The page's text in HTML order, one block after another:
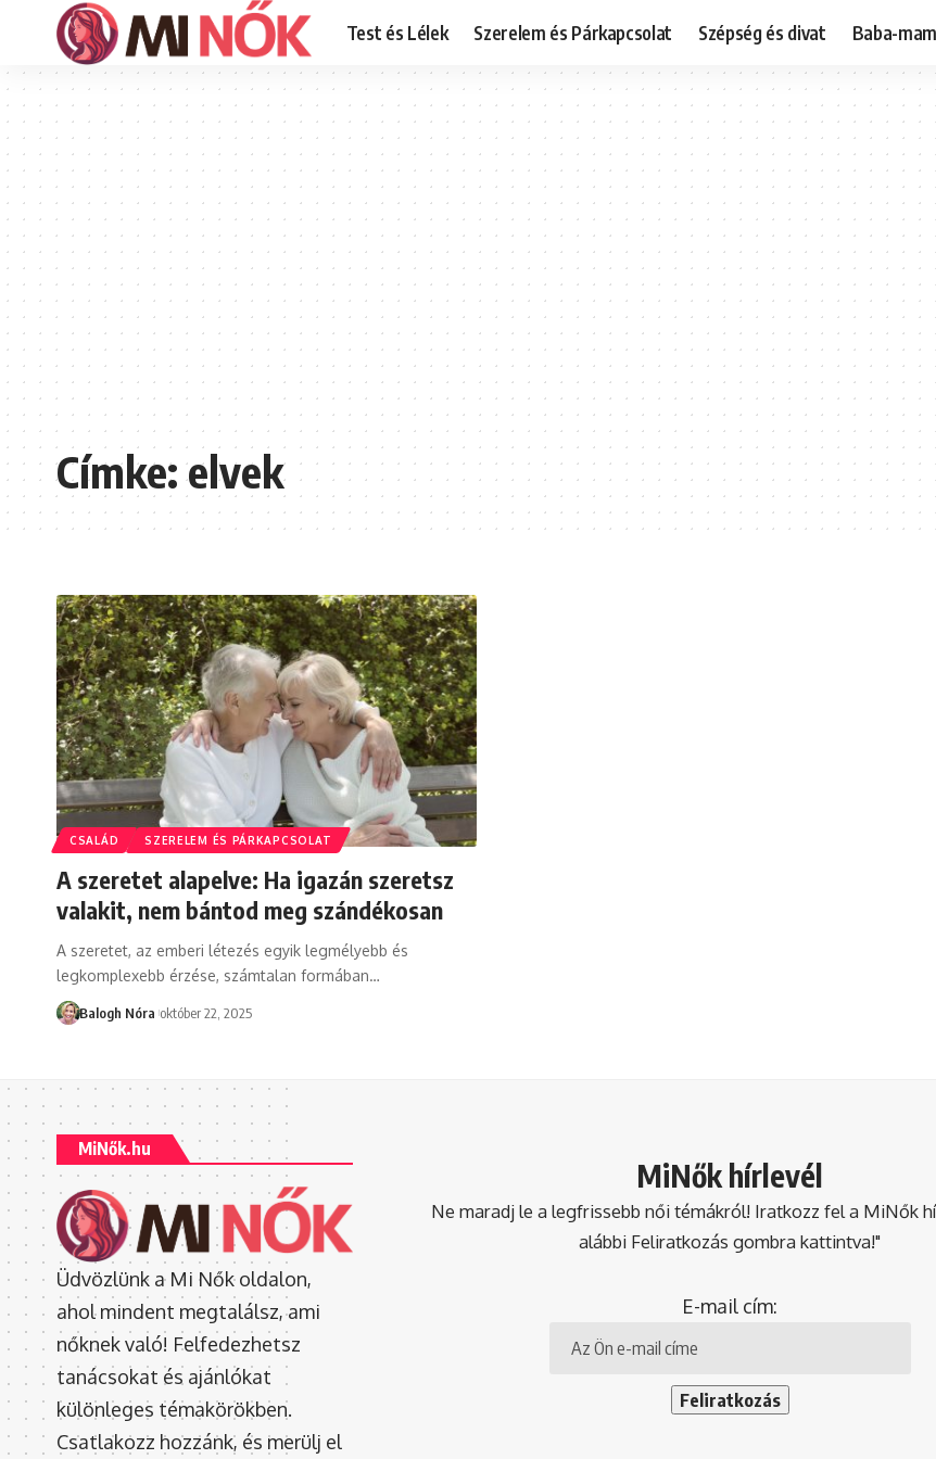
Test és Lélek Szerelem és Párkapcsolat Szépség és divat Baba-
Címke:elvek
CSALÁD SZERELEM ÉS PÁRKAPCSOLAT
A szeretet alapelve: Ha igazán szeretsz
valakit, nem bántod meg szándékosan
A szeretet, az emberi létezés egyik legmélyebb és
legkomplexebb érzése, számtalan formában…
Balogh Nóra október 22, 2025
MiNők.hu
Üdvözlünk a Mi Nők oldalon,
ahol mindent megtalálsz, ami
nőknek való! Felfedezhetsz
tanácsokat és ajánlókat
különleges témakörökben.
Csatlakozz hozzánk, és merülj el
MiNők hírlevél
Ne maradj le a legfrissebb női témákról! Iratkozz fel a MiNők
alábbi Feliratkozás gombra kattintva!"
E-mail cím: